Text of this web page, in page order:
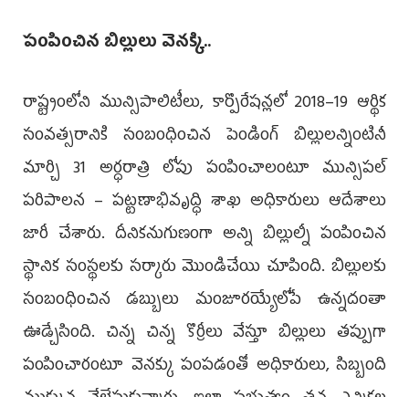
పంపించిన బిల్లులు వెనక్కి..
రాష్ట్రంలోని మున్సిపాలిటీలు, కార్పొరేషన్లలో 2018–19 ఆర్థిక
సంవత్సరానికి సంబంధించిన పెండింగ్‌ బిల్లులన్నింటినీ
మార్చి 31 అర్ధరాత్రి లోపు పంపించాలంటూ మున్సిపల్‌
పరిపాలన – పట్టణాభివృద్ధి శాఖ అధికారులు ఆదేశాలు
జారీ చేశారు. దీనికనుగుణంగా అన్ని బిల్లుల్నీ పంపించిన
స్థానిక సంస్థలకు సర్కారు మొండిచేయి చూపింది. బిల్లులకు
సంబంధించిన డబ్బులు మంజూరయ్యేలోపే ఉన్నదంతా
ఊడ్చేసింది. చిన్న చిన్న కొర్రీలు వేస్తూ బిల్లులు తప్పుగా
పంపించారంటూ వెనక్కు పంపడంతో అధికారులు, సిబ్బంది